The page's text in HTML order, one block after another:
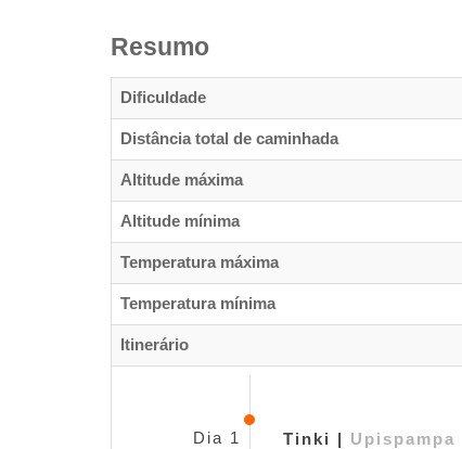
Resumo
Dificuldade
Distância total de caminhada
Altitude máxima
Altitude mínima
Temperatura máxima
Temperatura mínima
Itinerário
Dia 1 Tinki | Upispampa